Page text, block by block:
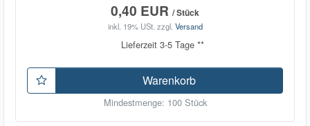
0,40 EUR / Stück
inkl. 19% USt. zzgl. Versand
Lieferzeit 3-5 Tage **
Warenkorb
Mindestmenge: 100 Stück